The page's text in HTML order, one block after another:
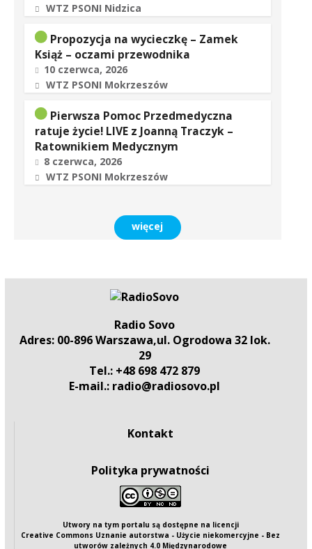
WTZ PSONI Nidzica
Propozycja na wycieczkę – Zamek
Książ – oczami przewodnika
10 czerwca, 2026
WTZ PSONI Mokrzeszów
Pierwsza Pomoc Przedmedyczna
ratuje życie! LIVE z Joanną Traczyk –
Ratownikiem Medycznym
8 czerwca, 2026
WTZ PSONI Mokrzeszów
więcej
Radio Sovo
Adres: 00-896 Warszawa,ul. Ogrodowa 32 lok.
29
Tel.: +48 698 472 879
E-mail.: radio@radiosovo.pl
Kontakt
Polityka prywatności
Utwory na tym portalu są dostępne na licencji
Creative Commons Uznanie autorstwa - Użycie niekomercyjne - Bez
utworów zależnych 4.0 Międzynarodowe